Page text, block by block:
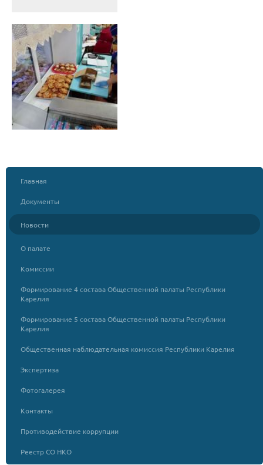
Главная
Документы
Новости
О палате
Комиссии
Формирование 4 состава Общественной палаты Республики
Карелия
Формирование 5 состава Общественной палаты Республики
Карелия
Общественная наблюдательная комиссия Республики Карелия
Экспертиза
Фотогалерея
Контакты
Противодействие коррупции
Реестр СО НКО